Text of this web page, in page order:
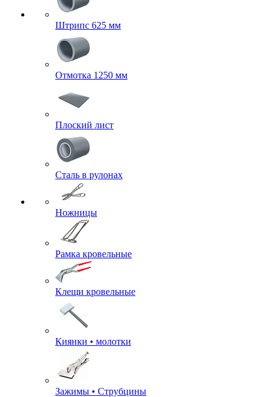
Штрипс 625 мм
Отмотка 1250 мм
Плоский лист
Сталь в рулонах
Ножницы
Рамка кровельные
Клещи кровельные
Киянки • молотки
Зажимы • Струбцины